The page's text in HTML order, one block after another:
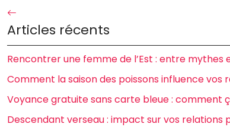
Articles récents
Rencontrer une femme de l’Est : entre
Comment la saison des poissons influence vos
Voyance gratuite sans carte bleue : comment
Descendant verseau : impact sur vos relations